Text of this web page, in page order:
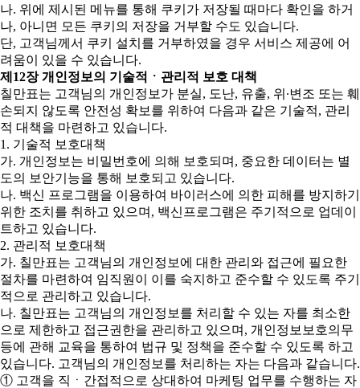
나. 위에 제시된 메뉴를 통해 쿠키가 저장될 때마다 확인을 하거
나, 아니면 모든 쿠키의 저장을 거부할 수도 있습니다.
단, 고객님께서 쿠키 설치를 거부하였을 경우 서비스 제공에 어
려움이 있을 수 있습니다.
제12장 개인정보의 기술적ㆍ관리적 보호 대책
칠만표는 고객님의 개인정보가 분실, 도난, 유출, 위∙변조 또는 훼
손되지 않도록 안전성 확보를 위하여 다음과 같은 기술적, 관리
적 대책을 마련하고 있습니다.
1. 기술적 보호대책
가. 개인정보는 비밀번호에 의해 보호되며, 중요한 데이터는 별
도의 보안기능을 통해 보호되고 있습니다.
나. 백신 프로그램을 이용하여 바이러스에 의한 피해를 방지하기
위한 조치를 취하고 있으며, 백신프로그램은 주기적으로 업데이
트하고 있습니다.
2. 관리적 보호대책
가. 칠만표는 고객님의 개인정보에 대한 관리와 접근에 필요한
절차를 마련하여 임직원이 이를 숙지하고 준수할 수 있도록 주기
적으로 관리하고 있습니다.
나. 칠만표는 고객님의 개인정보를 처리할 수 있는 자를 최소한
으로 제한하고 접근권한을 관리하고 있으며, 개인정보보호의무
등에 관해 교육을 통하여 법규 및 정책을 준수할 수 있도록 하고
있습니다. 고객님의 개인정보를 처리하는 자는 다음과 같습니다.
① 고객을 직ㆍ간접적으로 상대하여 마케팅 업무를 수행하는 자